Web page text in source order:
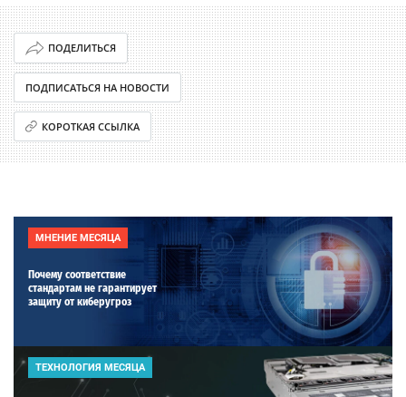
ПОДЕЛИТЬСЯ
ПОДПИСАТЬСЯ НА НОВОСТИ
КОРОТКАЯ ССЫЛКА
МНЕНИЕ МЕСЯЦА
Почему соответствие
стандартам не гарантирует
защиту от киберугроз
ТЕХНОЛОГИЯ МЕСЯЦА